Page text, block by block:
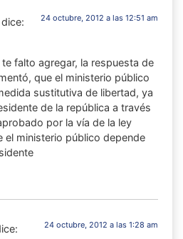
dice: 24 octubre, 2012 a las 12:51 am
falto agregar, la respuesta de
que el ministerio público
sustitutiva de libertad, ya
de la república a través
por la vía de la ley
el ministerio público depende
24 octubre, 2012 a las 1:28 am